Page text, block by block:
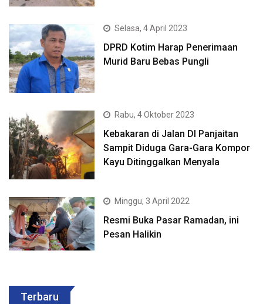
Selasa, 4 April 2023
DPRD Kotim Harap Penerimaan
Murid Baru Bebas Pungli
Rabu, 4 Oktober 2023
Kebakaran di Jalan DI Panjaitan
Sampit Diduga Gara-Gara Kompor
Kayu Ditinggalkan Menyala
Minggu, 3 April 2022
Resmi Buka Pasar Ramadan, ini
Pesan Halikin
Terbaru